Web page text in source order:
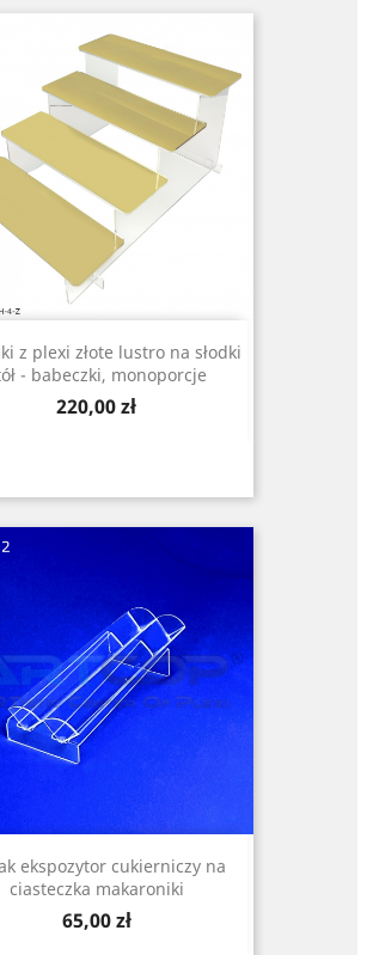
z plexi złote lustro na słodki
- babeczki, monoporcje
Cena
220,00 zł
ekspozytor cukierniczy na
ciasteczka makaroniki
Cena
65,00 zł